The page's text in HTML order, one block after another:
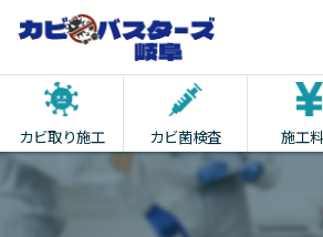
カビ取り施工 カビ菌検査 施工